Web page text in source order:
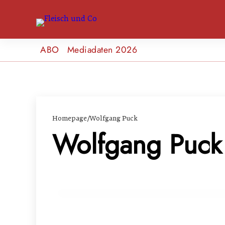
ABO Mediadaten 2026
Homepage/Wolfgang Puck
Wolfgang Puck